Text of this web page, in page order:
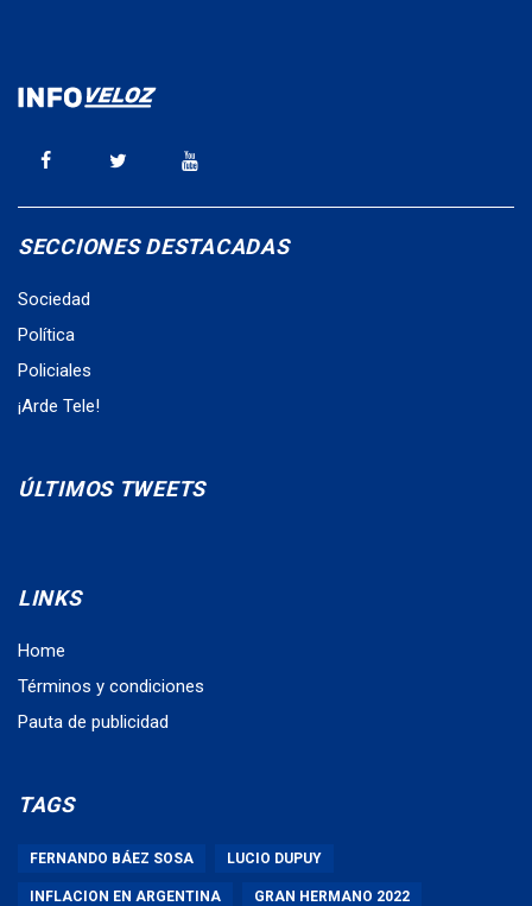
SECCIONES DESTACADAS
Sociedad
Política
Policiales
¡Arde Tele!
ÚLTIMOS TWEETS
LINKS
Home
Términos y condiciones
Pauta de publicidad
TAGS
FERNANDO BÁEZ SOSA LUCIO DUPUY
INFLACION EN ARGENTINA GRAN HERMANO 2022